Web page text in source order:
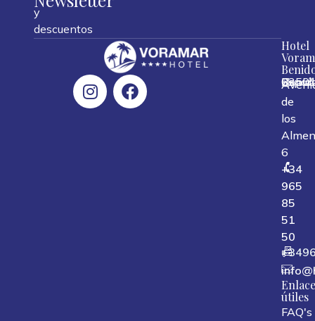
y
descuentos
Hotel
de
los
6
,,,
+34
965
85
51
50
útiles
FAQ's